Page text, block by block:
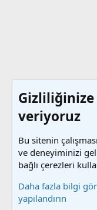
veriyoruz
Bu sitenin
ve deneyiminizi
bağlı çerezleri
Daha fazla bilgi
yapılandırın